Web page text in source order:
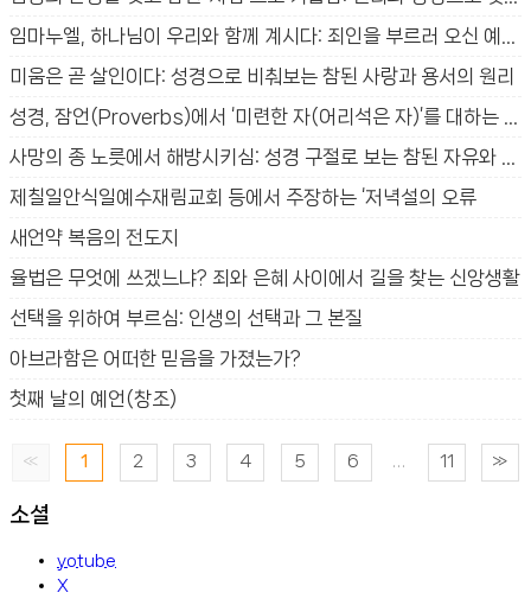
미움은 곧 살인이다: 성경으로 비춰보는 참된 사랑과 용서의 원리
제칠일안식일예수재림교회 등에서 주장하는 ‘저녁설의 오류
새언약 복음의 전도지
율법은 무엇에 쓰겠느냐? 죄와 은혜 사이에서 길을 찾는 신앙생활
선택을 위하여 부르심: 인생의 선택과 그 본질
아브라함은 어떠한 믿음을 가졌는가?
첫째 날의 예언(창조)
« 1 2 3 4 5 6 ... 11 »
소셜
yotube
X